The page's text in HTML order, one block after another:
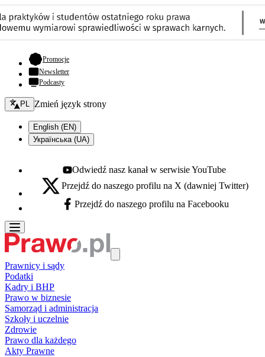
Promocje- otwiera się w nowej karcie
Newsletter
Podcasty
Zmień język - bieżący:
PL Zmień język strony
English (EN)
Українська (UA)
Youtube - otwiera się w nowej karcie
Odwiedź nasz kanał w serwisie YouTube
X - otwiera się w nowej karcie
Przejdź do naszego profilu na X (dawniej Twitter)
Facebook - otwiera się w nowej karcie
Przejdź do naszego profilu na Facebooku
Prawnicy i sądy
Podatki
Kadry i BHP
Prawo w biznesie
Samorząd i administracja
Szkoły i uczelnie
Zdrowie
Prawo dla każdego
Akty Prawne